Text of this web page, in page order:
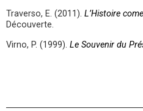
Traverso, E. (2011). L’Histoire
Découverte.
Virno, P. (1999). Le Souvenir du